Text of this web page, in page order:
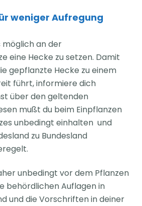
weniger Aufregung
möglich an der
eine Hecke zu setzen. Damit
gepflanzte Hecke zu einem
führt, informiere dich
über den geltenden
mußt du beim Einpflanzen
unbedingt einhalten und
zu Bundesland
unbedingt vor dem Pflanzen
behördlichen Auflagen in
und die Vorschriften in deiner